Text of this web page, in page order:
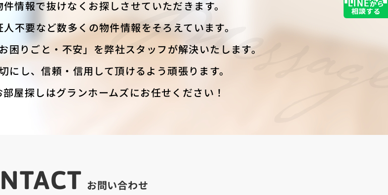
情報で抜けなくお探しさせていただきます。
不要など数多くの物件情報をそろえています。
困りごと・不安」を弊社スタッフが解決いたします。
にし、信頼・信用して頂けるよう頑張ります。
屋探しはグランホームズにお任せください！
お問い合わせ